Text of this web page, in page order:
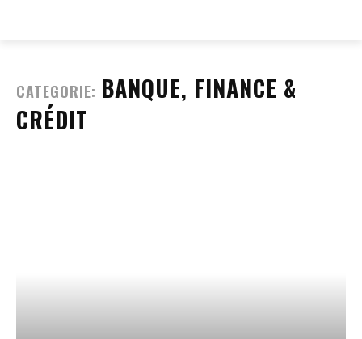
CATEGORIE: BANQUE, FINANCE &
CRÉDIT